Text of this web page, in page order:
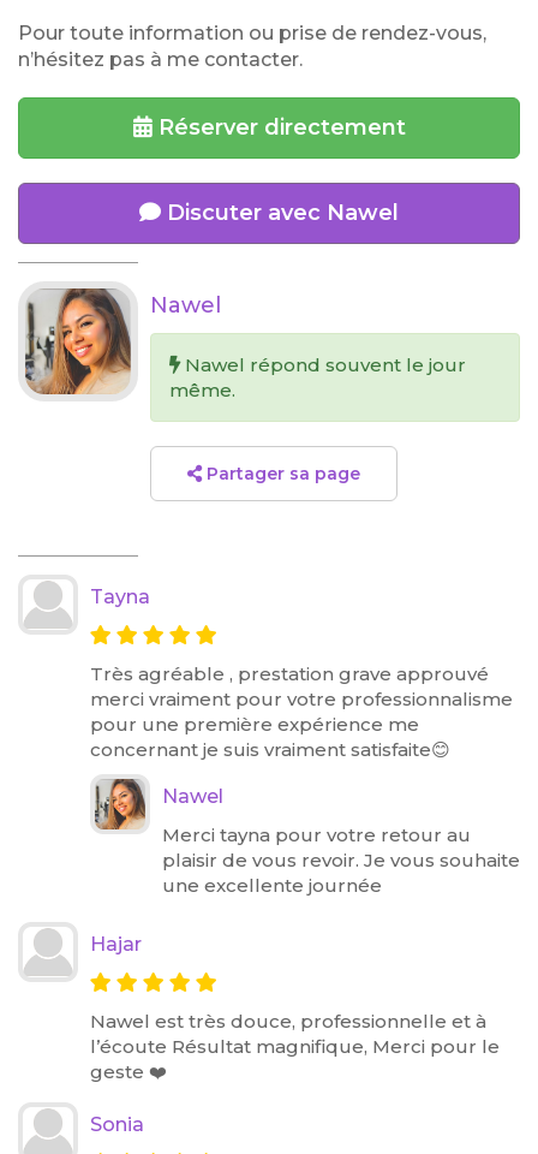
Pour toute information ou prise de rendez-vous,
n’hésitez pas à me contacter.
Réserver directement
Discuter avec Nawel
Nawel
Nawel répond souvent le jour
même.
Partager sa page
Tayna
Très agréable , prestation grave approuvé
merci vraiment pour votre professionnalisme
pour une première expérience me
concernant je suis vraiment satisfaite😊
Nawel
Merci tayna pour votre retour au
plaisir de vous revoir. Je vous souhaite
une excellente journée
Hajar
Nawel est très douce, professionnelle et à
l’écoute Résultat magnifique, Merci pour le
geste ❤️
Sonia